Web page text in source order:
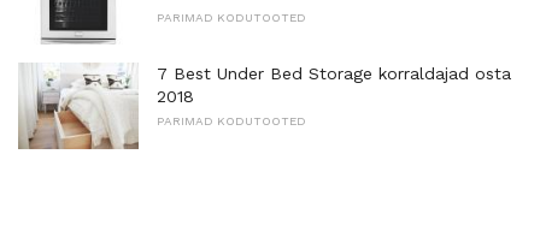
PARIMAD KODUTOOTED
7 Best Under Bed Storage korraldajad osta
2018
PARIMAD KODUTOOTED